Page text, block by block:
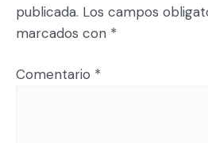
publicada. Los campos
marcados con *
Comentario *